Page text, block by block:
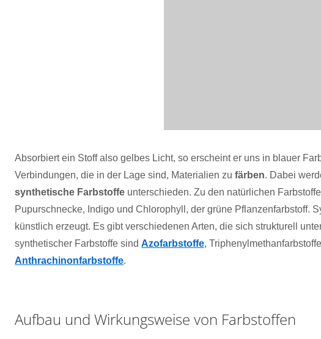
Absorbiert ein Stoff also gelbes Licht, so erscheint er uns in blauer
Verbindungen, die in der Lage sind, Materialien zufärben. Dabei
synthetische Farbstoffe unterschieden. Zu den natürlichen
Pupurschnecke, Indigo und Chlorophyll, der grüne Pflanzenfarbstoff.
künstlich erzeugt. Es gibt verschiedenen Arten, die sich strukturell
synthetischer Farbstoffe sindAzofarbstoffe,
Anthrachinonfarbstoffe.
Aufbau und Wirkungsweise von Farbstoffen